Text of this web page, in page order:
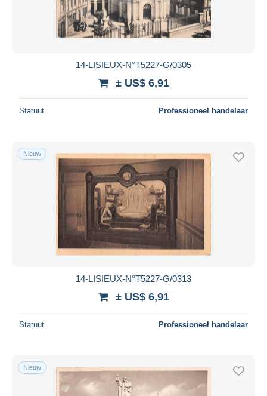
14-LISIEUX-N°T5227-G/0305
± US$ 6,91
Statuut Professioneel handelaar
Nieuw
14-LISIEUX-N°T5227-G/0313
± US$ 6,91
Statuut Professioneel handelaar
Nieuw